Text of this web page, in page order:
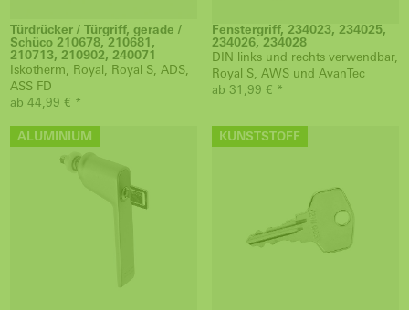
Türdrücker / Türgriff, gerade /
Schüco 210678, 210681,
210713, 210902, 240071
Iskotherm, Royal, Royal S, ADS,
ASS FD
ab 44,99 € *
Fenstergriff, 234023, 234025,
234026, 234028
DIN links und rechts verwendbar,
Royal S, AWS und AvanTec
ab 31,99 € *
ALUMINIUM KUNSTSTOFF